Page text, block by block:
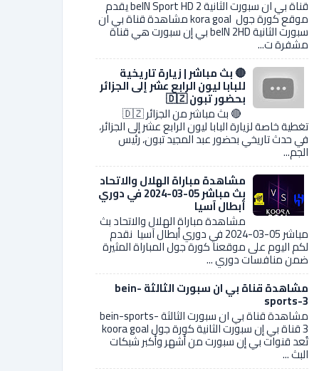
قناة بي ان سبورت الثانية 2 beIN Sport HD يقدم
موقع كورة جول kora goal مشاهدة قناة بي ان
سبورت الثانية beIN 2HD بي إن سبورت هي قناة
مشفرة ت...
🔴 بث مباشر | زيارة تاريخية
للبابا ليون الرابع عشر إلى الجزائر
بحضور تبون 🇩🇿
🔴 بث مباشر من الجزائر 🇩🇿
تغطية خاصة لزيارة البابا ليون الرابع عشر إلى الجزائر،
في حدث تاريخي بحضور عبد المجيد تبون، رئيس
الجم...
مشاهدة مباراة الهلال والاتحاد
بث مباشر 05-03-2024 في دوري
أبطال آسيا
مشاهدة مباراة الهلال والاتحاد بث
مباشر 05-03-2024 في دوري أبطال آسيا نقدم
لكم اليوم على موقعنا كورة جول المباراة المثيرة
ضمن منافسات دوري ...
مشاهدة قناة بي ان سبورت الثالثة bein-
sports-3
مشاهدة قناة بي ان سبورت الثالثة bein-sports-
3 قناة بي إن سبورت الثانية كورة جول koora goal
تُعد قنوات بي إن سبورت من أشهر وأكبر شبكات
البث ...